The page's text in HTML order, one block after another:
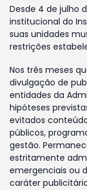
Desde 4 de julho
institucional do
suas unidades
restrições
Nos três meses
divulgação de
entidades da
hipóteses
evitados
públicos,
gestão.
estritamente
emergenciais ou
caráter